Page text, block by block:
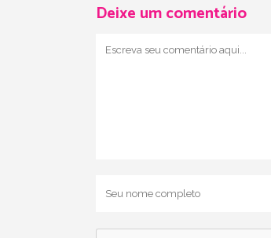
Deixe um comentário